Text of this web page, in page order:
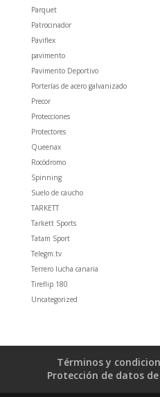
Parquet
Patrocinador
Paviflex
pavimento
Pavimento Deportivo
Porterías de acero galvanizado
Precor
Protecciones
Protectores
Queenax
Rocódromo
Spinning
Suelo de caucho
TARKETT
Tarkett Sports
Tatam Sport
Telegm.tv
Terrero lucha canaria
Tireflip 180
Uncategorized
Términos y
Protección de datos